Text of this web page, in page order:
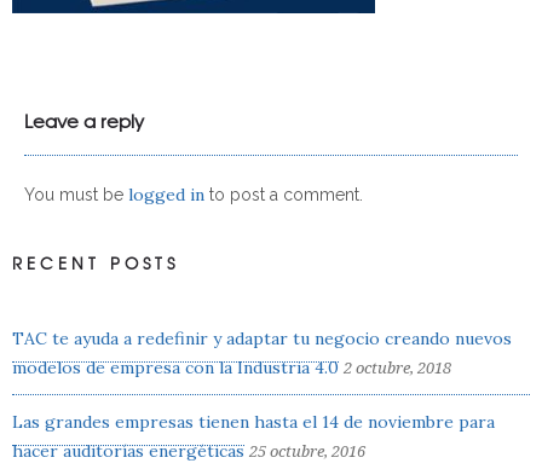
Leave a reply
You must be logged in to post a comment.
RECENT POSTS
TAC te ayuda a redefinir y adaptar tu negocio creando nuevos
modelos de empresa con la Industria 4.0 2 octubre, 2018
Las grandes empresas tienen hasta el 14 de noviembre para
hacer auditorías energéticas 25 octubre, 2016